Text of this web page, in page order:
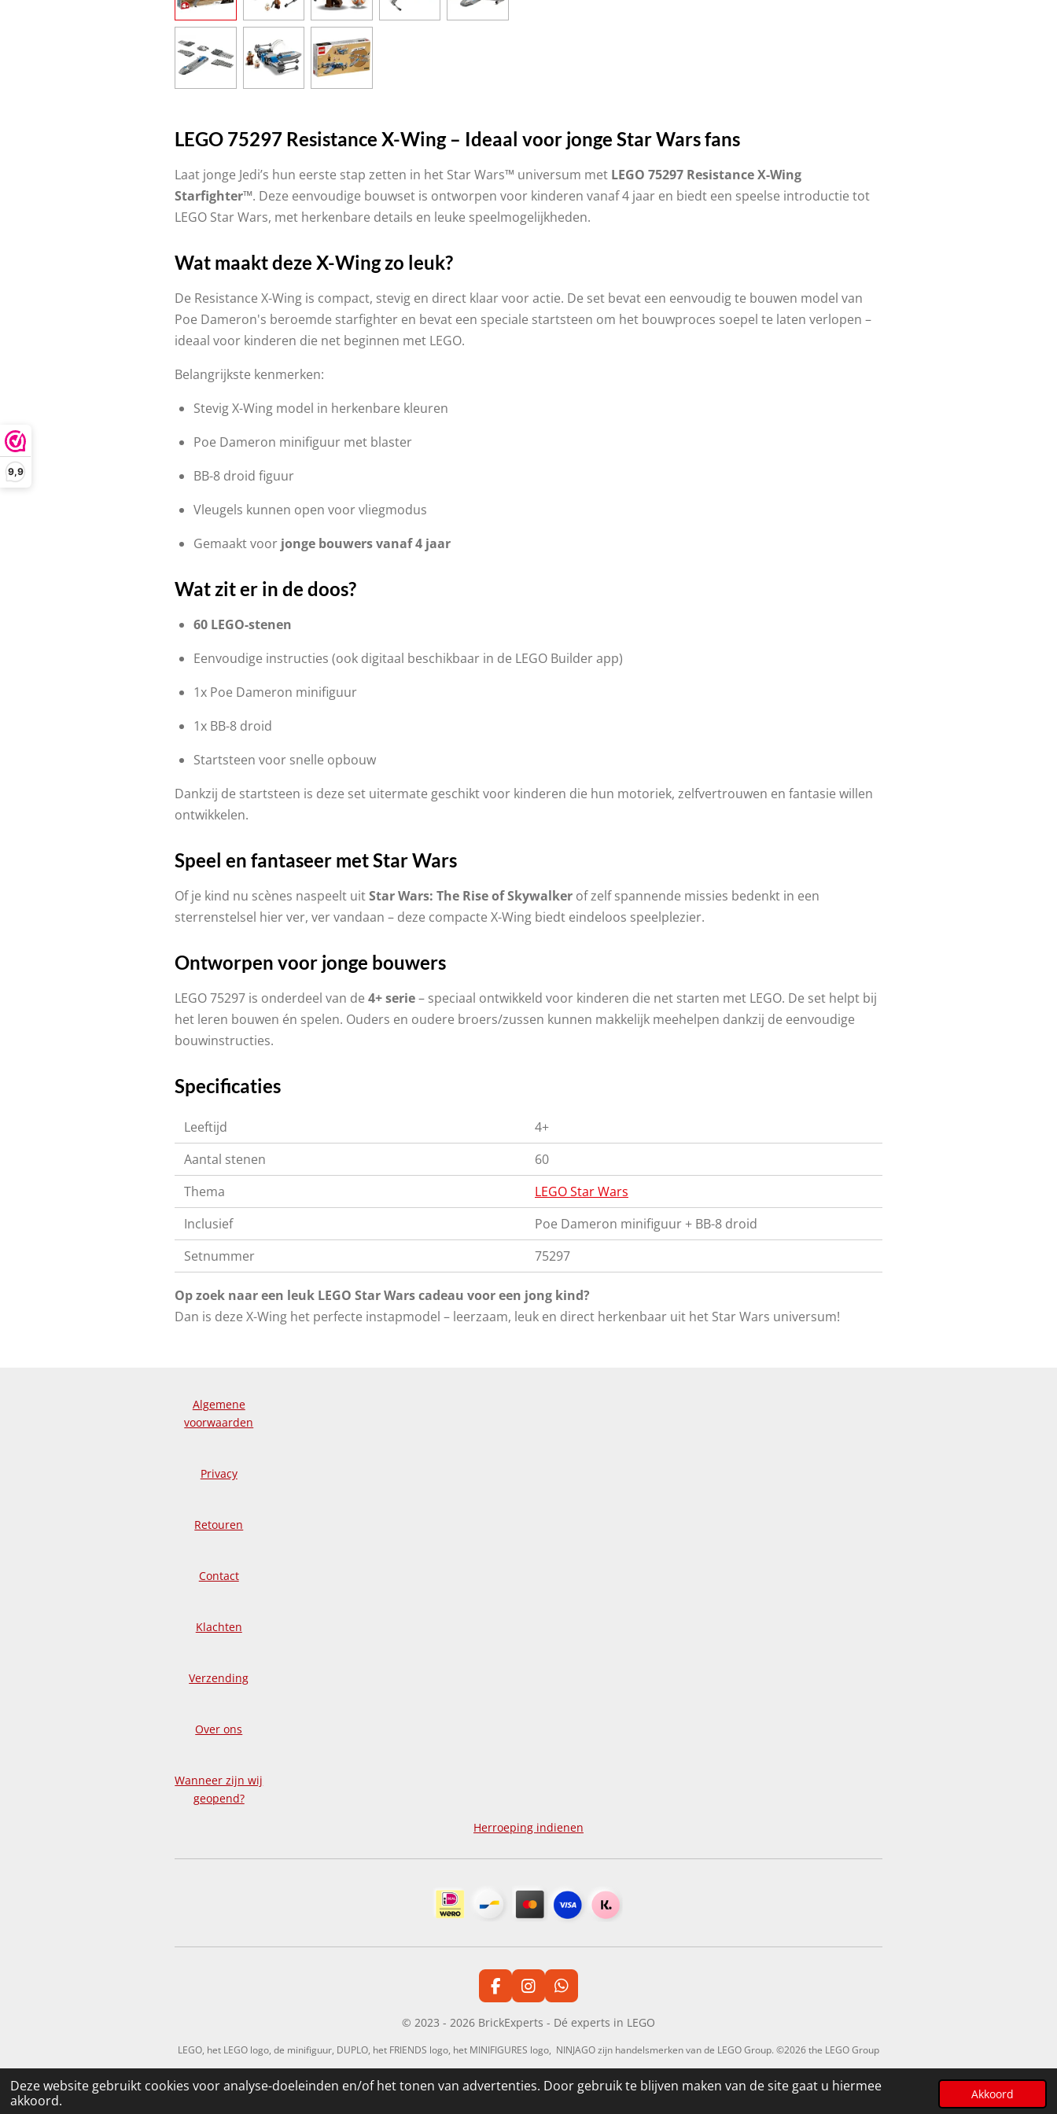
Deze website gebruikt cookies voor analyse-doeleinden en/of het tonen van advertenties. Door gebruik te blijven maken van de site gaat u hiermee
akkoord.
Akkoord
9,9
LEGO 75297 Resistance X-Wing – Ideaal voor jonge Star Wars fans
Laat jonge Jedi’s hun eerste stap zetten in het Star Wars™ universum met LEGO 75297 Resistance X-Wing
Starfighter™. Deze eenvoudige bouwset is ontworpen voor kinderen vanaf 4 jaar en biedt een speelse introductie tot
LEGO Star Wars, met herkenbare details en leuke speelmogelijkheden.
Wat maakt deze X-Wing zo leuk?
De Resistance X-Wing is compact, stevig en direct klaar voor actie. De set bevat een eenvoudig te bouwen model van
Poe Dameron's beroemde starfighter en bevat een speciale startsteen om het bouwproces soepel te laten verlopen –
ideaal voor kinderen die net beginnen met LEGO.
Belangrijkste kenmerken:
Stevig X-Wing model in herkenbare kleuren
Poe Dameron minifiguur met blaster
BB-8 droid figuur
Vleugels kunnen open voor vliegmodus
Gemaakt voor jonge bouwers vanaf 4 jaar
Wat zit er in de doos?
60 LEGO-stenen
Eenvoudige instructies (ook digitaal beschikbaar in de LEGO Builder app)
1x Poe Dameron minifiguur
1x BB-8 droid
Startsteen voor snelle opbouw
Dankzij de startsteen is deze set uitermate geschikt voor kinderen die hun motoriek, zelfvertrouwen en fantasie willen
ontwikkelen.
Speel en fantaseer met Star Wars
Of je kind nu scènes naspeelt uitStar Wars: The Rise of Skywalker of zelf spannende missies bedenkt in een
sterrenstelsel hier ver, ver vandaan – deze compacte X-Wing biedt eindeloos speelplezier.
Ontworpen voor jonge bouwers
LEGO 75297 is onderdeel van de 4+ serie– speciaal ontwikkeld voor kinderen die net starten met LEGO. De set helpt bij
het leren bouwen én spelen. Ouders en oudere broers/zussen kunnen makkelijk meehelpen dankzij de eenvoudige
bouwinstructies.
Specificaties
Leeftijd
4+
Aantal stenen
60
Thema
LEGO Star Wars
Inclusief
Poe Dameron minifiguur + BB-8 droid
Setnummer
75297
Op zoek naar een leuk LEGO Star Wars cadeau voor een jong kind?
Dan is deze X-Wing het perfecte instapmodel – leerzaam, leuk en direct herkenbaar uit het Star Wars universum!
Algemene
voorwaarden
Privacy
Retouren
Contact
Klachten
Verzending
Over ons
Wanneer zijn wij
geopend?
Herroeping indienen
F
a
c
b
o
o
k
I
n
s
a
g
r
a
W
h
a
s
A
p
p
© 2023 - 2026 BrickExperts - Dé experts in LEGO
LEGO, het LEGO logo, de minifiguur, DUPLO, het FRIENDS logo, het MINIFIGURES logo, NINJAGO zijn handelsmerken van de LEGO Group. ©2026 the LEGO Group